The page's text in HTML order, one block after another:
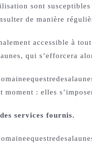
sont
de manière
accessible à
qui s’efforcera
moment : elles
services fournis.